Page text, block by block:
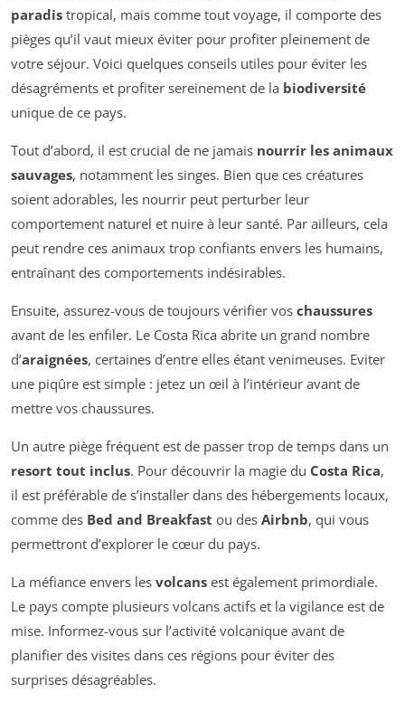
paradis tropical, mais comme tout voyage, il comporte des
pièges qu’il vaut mieux éviter pour profiter pleinement de
votre séjour. Voici quelques conseils utiles pour éviter les
désagréments et profiter sereinement de la biodiversité
unique de ce pays.
Tout d’abord, il est crucial de ne jamais nourrir les animaux
sauvages, notamment les singes. Bien que ces créatures
soient adorables, les nourrir peut perturber leur
comportement naturel et nuire à leur santé. Par ailleurs, cela
peut rendre ces animaux trop confiants envers les humains,
entraînant des comportements indésirables.
Ensuite, assurez-vous de toujours vérifier vos chaussures
avant de les enfiler. Le Costa Rica abrite un grand nombre
d’araignées, certaines d’entre elles étant venimeuses. Eviter
une piqûre est simple : jetez un œil à l’intérieur avant de
mettre vos chaussures.
Un autre piège fréquent est de passer trop de temps dans un
resort tout inclus. Pour découvrir la magie du Costa Rica,
il est préférable de s’installer dans des hébergements locaux,
comme des Bed and Breakfast ou des Airbnb, qui vous
permettront d’explorer le cœur du pays.
La méfiance envers les volcans est également primordiale.
Le pays compte plusieurs volcans actifs et la vigilance est de
mise. Informez-vous sur l’activité volcanique avant de
planifier des visites dans ces régions pour éviter des
surprises désagréables.